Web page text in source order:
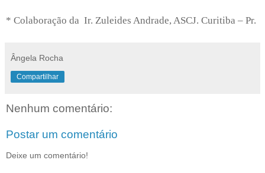
* Colaboração da Ir. Zuleides Andrade, ASCJ. Curitiba – Pr.
Ângela Rocha
Compartilhar
Nenhum comentário:
Postar um comentário
Deixe um comentário!